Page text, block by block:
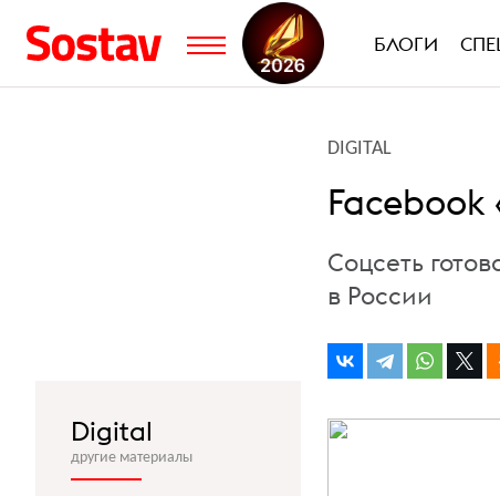
БЛОГИ
DIGITAL
Соцсеть
в России
Digital
другие материалы